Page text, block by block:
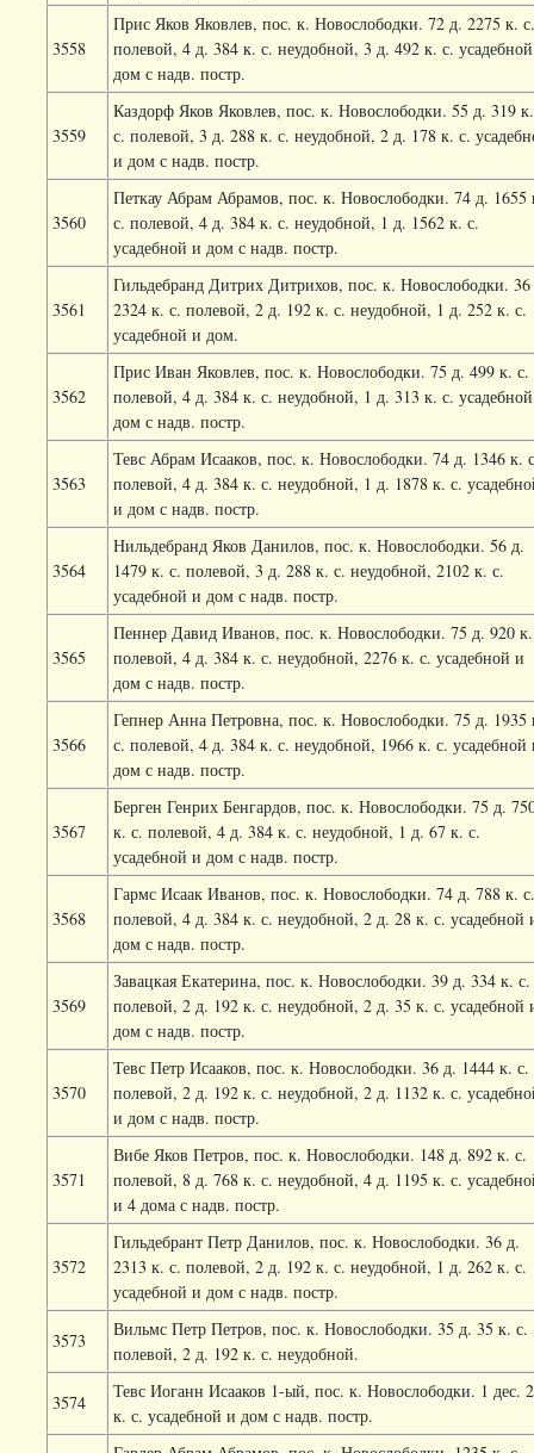
3558
Прис Яков Яковлев, пос. к. Новослободки. 72 д. 2275 к. с.
полевой, 4 д. 384 к. с. неудобной, 3 д. 492 к. с.
дом с надв. постр.
3559
Каздорф Яков Яковлев, пос. к. Новослободки. 55 д. 319 к.
с. полевой, 3 д. 288 к. с. неудобной, 2 д. 178 к. с.
и дом с надв. постр.
3560
Петкау Абрам Абрамов, пос. к. Новослободки. 74 д. 1655
с. полевой, 4 д. 384 к. с. неудобной, 1 д. 1562 к. с.
усадебной и дом с надв. постр.
3561
Гильдебранд Дитрих Дитрихов, пос. к. Новослободки.
2324 к. с. полевой, 2 д. 192 к. с. неудобной, 1 д. 252 к. с.
усадебной и дом.
3562
Прис Иван Яковлев, пос. к. Новослободки. 75 д. 499 к. с.
полевой, 4 д. 384 к. с. неудобной, 1 д. 313 к. с.
дом с надв. постр.
3563
Тевс Абрам Исааков, пос. к. Новослободки. 74 д. 1346 к.
полевой, 4 д. 384 к. с. неудобной, 1 д. 1878 к. с.
и дом с надв. постр.
3564
Нильдебранд Яков Данилов, пос. к. Новослободки. 56 д.
1479 к. с. полевой, 3 д. 288 к. с. неудобной, 2102 к. с.
усадебной и дом с надв. постр.
3565
Пеннер Давид Иванов, пос. к. Новослободки. 75 д. 920
полевой, 4 д. 384 к. с. неудобной, 2276 к. с. усадебной и
дом с надв. постр.
3566
Гепнер Анна Петровна, пос. к. Новослободки. 75 д. 1935
с. полевой, 4 д. 384 к. с. неудобной, 1966 к. с. усадебной
дом с надв. постр.
3567
Берген Генрих Бенгардов, пос. к. Новослободки. 75 д.
к. с. полевой, 4 д. 384 к. с. неудобной, 1 д. 67 к. с.
усадебной и дом с надв. постр.
3568
Гармс Исаак Иванов, пос. к. Новослободки. 74 д. 788 к. с.
полевой, 4 д. 384 к. с. неудобной, 2 д. 28 к. с. усадебной
дом с надв. постр.
3569
Завацкая Екатерина, пос. к. Новослободки. 39 д. 334 к. с.
полевой, 2 д. 192 к. с. неудобной, 2 д. 35 к. с. усадебной
дом с надв. постр.
3570
Тевс Петр Исааков, пос. к. Новослободки. 36 д. 1444 к. с.
полевой, 2 д. 192 к. с. неудобной, 2 д. 1132 к. с.
и дом с надв. постр.
3571
Вибе Яков Петров, пос. к. Новослободки. 148 д. 892 к. с.
полевой, 8 д. 768 к. с. неудобной, 4 д. 1195 к. с.
и 4 дома с надв. постр.
3572
Гильдебрант Петр Данилов, пос. к. Новослободки. 36 д.
2313 к. с. полевой, 2 д. 192 к. с. неудобной, 1 д. 262 к. с.
усадебной и дом с надв. постр.
3573
Вильмс Петр Петров, пос. к. Новослободки. 35 д. 35 к. с.
полевой, 2 д. 192 к. с. неудобной.
3574
Тевс Иоганн Исааков 1-ый, пос. к. Новослободки. 1 дес.
к. с. усадебной и дом с надв. постр.